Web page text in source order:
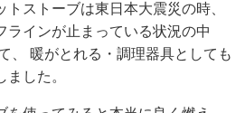
トストーブは東日本大震災の時、
ラインが止まっている状況の中
、 暖がとれる・調理器具としても
した。